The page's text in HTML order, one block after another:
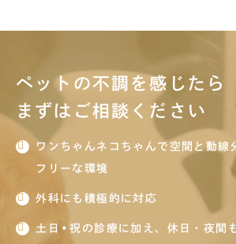
ペットの不調を感じたら
まずはご相談ください
ワンちゃんネコちゃんで空間と動線
フリーな環境
外科にも積極的に対応
土日•祝の診療に加え、休日・夜間